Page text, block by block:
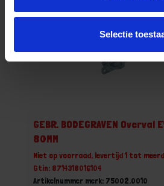
Selectie
GEBR. BODEGRAVEN Overval
80MM
Niet op voorraad, levertijd 1 tot
Gtin: 8714318016104
Artikelnummer merk: 75002.0010